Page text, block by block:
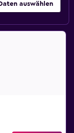
Daten auswählen